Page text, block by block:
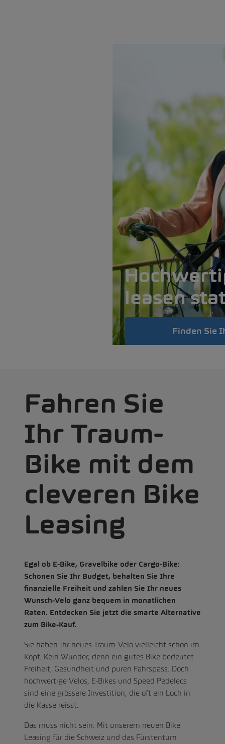
leasen
Finden Sie1
Fahren Sie
Ihr Traum-
Bike mit dem
cleveren Bike
Leasing
Egal ob E-Bike, Gravelbike oder Cargo-Bike:
Schonen Sie Ihr Budget, behalten Sie Ihre
finanzielle Freiheit und zahlen Sie Ihr neues
Wunsch-Velo ganz bequem in monatlichen
Raten. Entdecken Sie jetzt die smarte Alternative
zum Bike-Kauf.
Sie haben Ihr neues Traum-Velo vielleicht schon im
Kopf. Kein Wunder, denn ein gutes Bike bedeutet
Freiheit, Gesundheit und puren Fahrspass. Doch
hochwertige Velos, E-Bikes und Speed Pedelecs
sind eine grössere Investition, die oft ein Loch in
die Kasse reisst.
Das muss nicht sein. Mit unserem neuen Bike
Leasing für die Schweiz und das Fürstentum